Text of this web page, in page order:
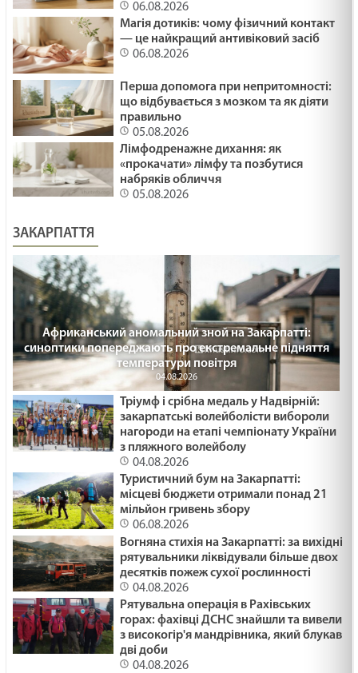
06.08.2026
Магія дотиків: чому фізичний контакт
— це найкращий антивіковий засіб
06.08.2026
Перша допомога при непритомності:
що відбувається з мозком та як діяти
правильно
05.08.2026
Лімфодренажне дихання: як
«прокачати» лімфу та позбутися
набряків обличчя
05.08.2026
ЗАКАРПАТТЯ
Африканський аномальний зной на Закарпатті:
синоптики попереджають про екстремальне підняття
температури повітря
04.08.2026
Тріумф і срібна медаль у Надвірній:
закарпатські волейболісти вибороли
нагороди на етапі чемпіонату України
з пляжного волейболу
04.08.2026
Туристичний бум на Закарпатті:
місцеві бюджети отримали понад 21
мільйон гривень збору
06.08.2026
Вогняна стихія на Закарпатті: за вихідні
рятувальники ліквідували більше двох
десятків пожеж сухої рослинності
04.08.2026
Рятувальна операція в Рахівських
горах: фахівці ДСНС знайшли та вивели
з високогір'я мандрівника, який блукав
дві доби
04.08.2026